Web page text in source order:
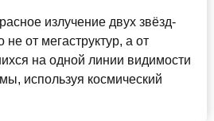
излучение двух звёзд-
не от мегаструктур, а от
на одной линии видимости
используя космический